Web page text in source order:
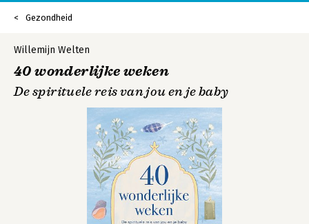
Gezondheid
Willemijn Welten
40 wonderlijke weken
De spirituele reis van jou en je baby